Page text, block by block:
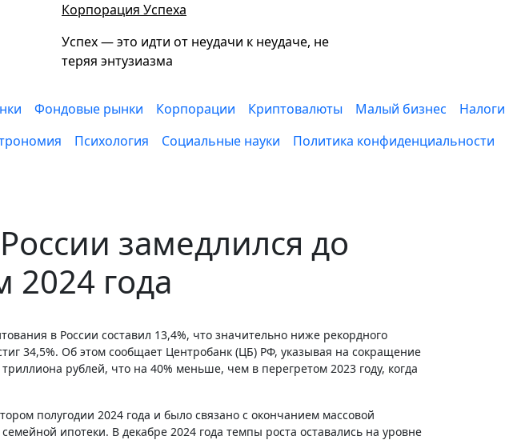
Корпорация Успеха
Успех — это идти от неудачи к неудаче, не
теряя энтузиазма
Фондовые рынки Корпорации Криптовалюты Малый бизнес Налоги
Психология Социальные науки Политика конфиденциальности
замедлился до
2024 года
34,5%. Об этом сообщает Центробанк (ЦБ) РФ, указывая на сокращение
рублей, что на 40% меньше, чем в перегретом 2023 году, когда
полугодии 2024 года и было связано с окончанием массовой
ипотеки. В декабре 2024 года темпы роста оставались на уровне